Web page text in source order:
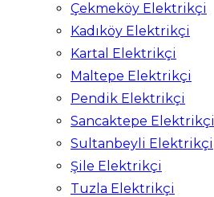
Çekmeköy Elektrikçi
Kadıköy Elektrikçi
Kartal Elektrikçi
Maltepe Elektrikçi
Pendik Elektrikçi
Sancaktepe Elektrikçi
Sultanbeyli Elektrikçi
Şile Elektrikçi
Tuzla Elektrikçi